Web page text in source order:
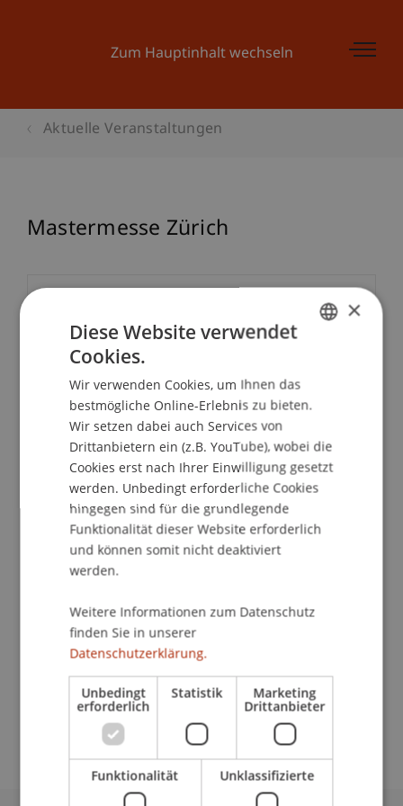
Zum Hauptinhalt wechseln
Aktuelle Veranstaltungen
Mastermesse Zürich
School/Professur:
Institut für Wirtschaftsinformatik
Am Donnerstag, 23. Oktober 2014, 12.00 - 20.00
Uhr und Freitag, 24. Oktober 2014, 12.00 - 18.00
Uhr öffnet die Master-Messe im StageOne in
Zürich-Oerlikon bereits zum vierten Mal ihre Tore.
Fachhochschulen, universitäre Hochschulen und
Business-Schools aus dem In- und Ausland
weiterbildenden Master-Studiengänge
interessierten Besuchern.
Weitere Informationen:
http://www.together-online.ch/studium/master-
×
Diese Website verwendet
Cookies.
Wir verwenden Cookies, um Ihnen das
bestmögliche Online-Erlebnis zu bieten.
Wir setzen dabei auch Services von
Drittanbietern ein (z.B. YouTube), wobei die
Cookies erst nach Ihrer Einwilligung gesetzt
werden. Unbedingt erforderliche Cookies
hingegen sind für die grundlegende
Funktionalität dieser Website erforderlich
und können somit nicht deaktiviert
werden.
Weitere Informationen zum Datenschutz
finden Sie in unserer
Datenschutzerklärung.
Unbedingt
erforderlich
Statistik Marketing
Drittanbieter
Funktionalität Unklassifizierte